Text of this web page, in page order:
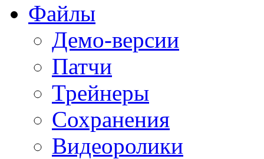
Файлы
Демо-версии
Патчи
Трейнеры
Сохранения
Видеоролики